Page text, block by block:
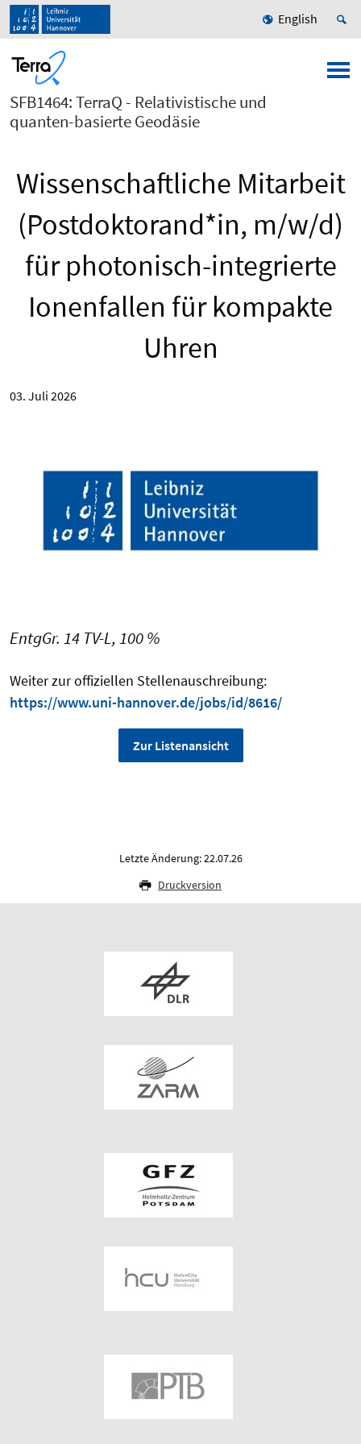
English
SFB1464: TerraQ - Relativistische und
quanten-basierte Geodäsie
Wissenschaftliche Mitarbeit
(Postdoktorand*in, m/w/d)
für photonisch-integrierte
Ionenfallen für kompakte
Uhren
03. Juli 2026
EntgGr. 14 TV-L, 100 %
Weiter zur offiziellen Stellenauschreibung:
https://www.uni-hannover.de/jobs/id/8616/
Zur Listenansicht
Letzte Änderung: 22.07.26
Druckversion